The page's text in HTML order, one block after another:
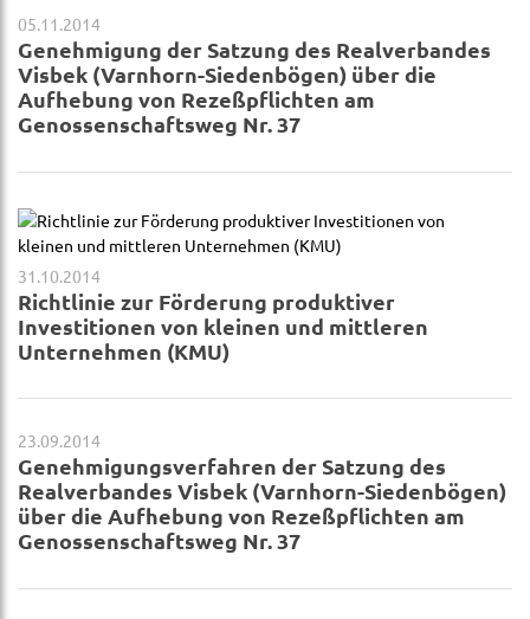
05.11.2014
Genehmigung der Satzung des Realverbandes
Visbek (Varnhorn-Siedenbögen) über die
Aufhebung von Rezeßpflichten am
Genossenschaftsweg Nr. 37
31.10.2014
Richtlinie zur Förderung produktiver
Investitionen von kleinen und mittleren
Unternehmen (KMU)
23.09.2014
Genehmigungsverfahren der Satzung des
Realverbandes Visbek (Varnhorn-Siedenbögen)
über die Aufhebung von Rezeßpflichten am
Genossenschaftsweg Nr. 37